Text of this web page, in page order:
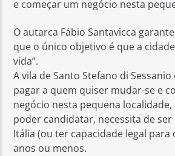
e começar um negócio nesta
O autarca Fábio Santavicca
que o único objetivo é que a
vida”.
A vila de Santo Stefano di
pagar a quem quiser mudar-se e
negócio nesta pequena localidade,
poder candidatar, necessita de
Itália (ou ter capacidade legal para
anos ou menos.